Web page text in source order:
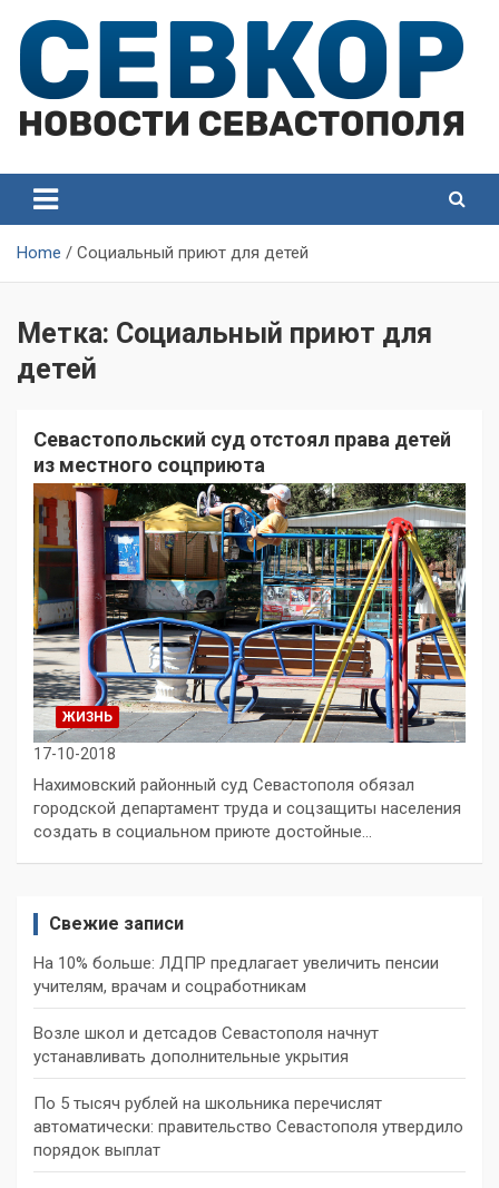
content
Севастополя
Севастополя
Home Социальный приют для детей
Метка: Социальный приют для
детей
Севастопольский суд отстоял права детей
из местного соцприюта
ЖИЗНЬ
17-10-2018
Нахимовский районный суд Севастополя обязал
городской департамент труда и соцзащиты населения
создать в социальном приюте достойные…
Свежие записи
На 10% больше: ЛДПР предлагает увеличить пенсии
учителям, врачам и соцработникам
Возле школ и детсадов Севастополя начнут
устанавливать дополнительные укрытия
По 5 тысяч рублей на школьника перечислят
автоматически: правительство Севастополя утвердило
порядок выплат